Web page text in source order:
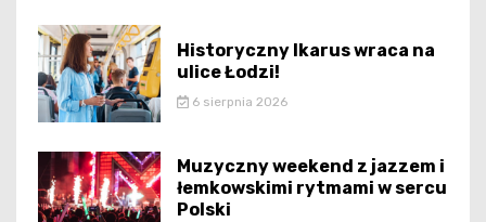
Historyczny Ikarus wraca na
ulice Łodzi!
6 sierpnia 2026
Muzyczny weekend z jazzem i
łemkowskimi rytmami w sercu
Polski